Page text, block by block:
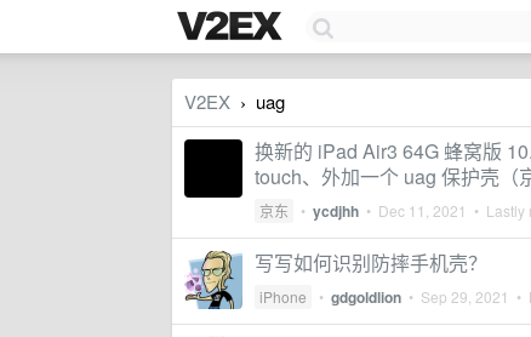
V2EX › uag
换新的 iPad Air3 64G 蜂窝版
touch、外加一个 uag 保护壳（
京东 • ycdjhh • Dec 11, 2021 • Lastly
写写如何识别防摔手机壳？
iPhone • gdgoldlion • Sep 29, 2021 •